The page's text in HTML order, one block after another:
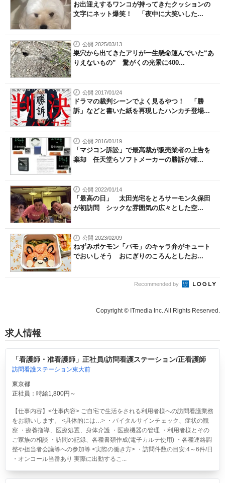
お出迎えするワンコが持ってきたクッションの
文字にネット爆笑！ 「夜中に大笑いした...
公開 2025/03/13
巣穴から出てきたアリが一生懸命運んでいた“あ
りえないもの” 驚がくの光景に400...
公開 2017/01/24
ドラマの裁判シーンでよく見るやつ！ 「勝
訴」などと書いた紙を再現したハンカチ登場...
公開 2016/01/19
「マジコン訴訟」で最高裁が販売業者の上告を
棄却 任天堂らソフトメーカーの勝訴が確...
公開 2022/01/14
「最高の日」 太田光宅をとろサーモン久保田
が初訪問 シックな雰囲気の広々とした空...
公開 2023/02/09
ねずみポケモン「パモ」のキャラ弁がキュート
でおいしそう おにぎりのころんとしたお...
Recommended by
Copyright © ITmedia Inc. All Rights Reserved.
求人情報
「看護師・准看護師」正社員/訪問看護ステーション/正看護師
訪問看護ステーション東大前
東京都
正社員：時給1,800円～
【仕事内容】<仕事内容> ご自宅で生活をされる利用者様への訪問看護業務
をお願いします。 <具体的には…> ・バイタルサインチェック、症状の観
察 ・療養指導、医療処置、身体介護 ・医療機器の管理 ・利用者様とその
ご家族の相談 ・訪問の記録、各種書類作成(電子カルテ使用) ・各種連絡調
整や担当者会議等への参加等 <実際の働き方> ・訪問件数の目安:4～6件/日
・オンコール当番あり 実際に出動するこ...